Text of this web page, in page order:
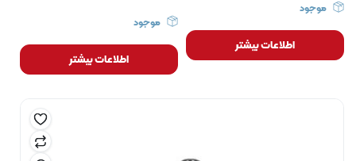
موجود
اطلاعات بیشتر
موجود
اطلاعات بیشتر